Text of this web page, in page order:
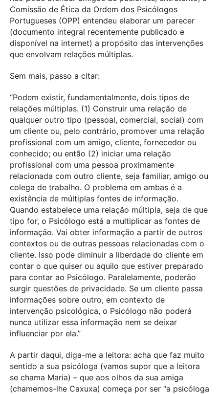
Comissão de Ética da Ordem dos Psicólogos
Portugueses (OPP) entendeu elaborar um parecer
(documento integral recentemente publicado e
disponível na internet) a propósito das intervenções
que envolvam relações múltiplas.
Sem mais, passo a citar:
“Podem existir, fundamentalmente, dois tipos de
relações múltiplas. (1) Construir uma relação de
qualquer outro tipo (pessoal, comercial, social) com
um cliente ou, pelo contrário, promover uma relação
profissional com um amigo, cliente, fornecedor ou
conhecido; ou então (2) iniciar uma relação
profissional com uma pessoa proximamente
relacionada com outro cliente, seja familiar, amigo ou
colega de trabalho. O problema em ambas é a
existência de múltiplas fontes de informação.
Quando estabelece uma relação múltipla, seja de que
tipo for, o Psicólogo está a multiplicar as fontes de
informação. Vai obter informação a partir de outros
contextos ou de outras pessoas relacionadas com o
cliente. Isso pode diminuir a liberdade do cliente em
contar o que quiser ou aquilo que estiver preparado
para contar ao Psicólogo. Paralelamente, poderão
surgir questões de privacidade. Se um cliente passa
informações sobre outro, em contexto de
intervenção psicológica, o Psicólogo não poderá
nunca utilizar essa informação nem se deixar
influenciar por ela.”
A partir daqui, diga-me a leitora: acha que faz muito
sentido a sua psicóloga (vamos supor que a leitora
se chama Maria) – que aos olhos da sua amiga
(chamemos-lhe Caxuxa) começa por ser “a psicóloga